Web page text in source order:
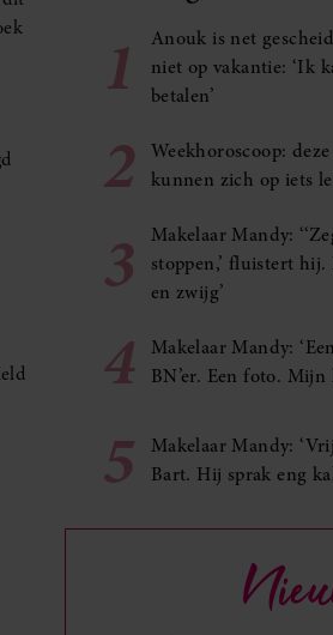
1
Anouk is net
niet op vakantie: ‘Ik
betalen’
2
Weekhoroscoop:
kunnen zich op iets
3
Makelaar Mandy:
stoppen,’ fluistert
en zwijg’
4
Makelaar Mandy:
BN’er. Een foto. Mijn
5
Makelaar Mandy:
Bart. Hij sprak eng